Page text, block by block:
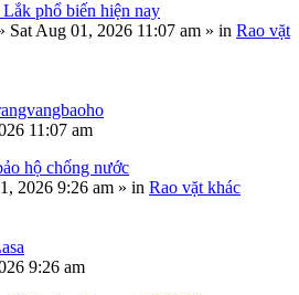
phổ biến hiện nay
Sat Aug 01, 2026 11:07 am » in Rao vặt
11:07 am
hộ chống nước
2026 9:26 am » in Rao vặt khác
9:26 am